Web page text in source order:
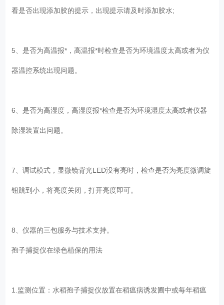
看是否出现添加胶的提示，出现提示请及时添加胶水;
5、是否为高温报*，高温报*时检查是否为环境温度太高或者为仪
器温控系统出现问题。
6、是否为高湿度，高湿度报*检查是否为环境湿度太高或者仪器
除湿装置出问题。
7、调试模式，显微镜背光LED没有亮时，检查是否为亮度微调旋
钮跳到小，将亮度关闭，打开亮度即可。
8、仪器的三包服务与技术支持。
孢子捕捉仪在绿色植保的用法
1.监测位置：水稻孢子捕捉仪放置在稻瘟病诱发圃中或每年稻瘟